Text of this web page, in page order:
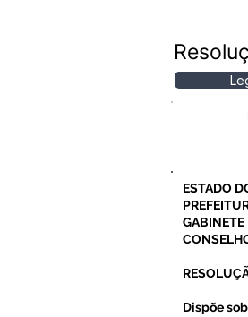
ESTADO
GABINETE
Dispõe